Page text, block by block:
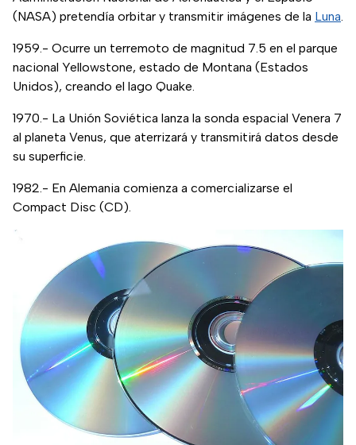
(NASA) pretendía orbitar y transmitir imágenes de la Luna.
1959.- Ocurre un terremoto de magnitud 7.5 en el parque
nacional Yellowstone, estado de Montana (Estados
Unidos), creando el lago Quake.
1970.- La Unión Soviética lanza la sonda espacial Venera 7
al planeta Venus, que aterrizará y transmitirá datos desde
su superficie.
1982.- En Alemania comienza a comercializarse el
Compact Disc (CD).